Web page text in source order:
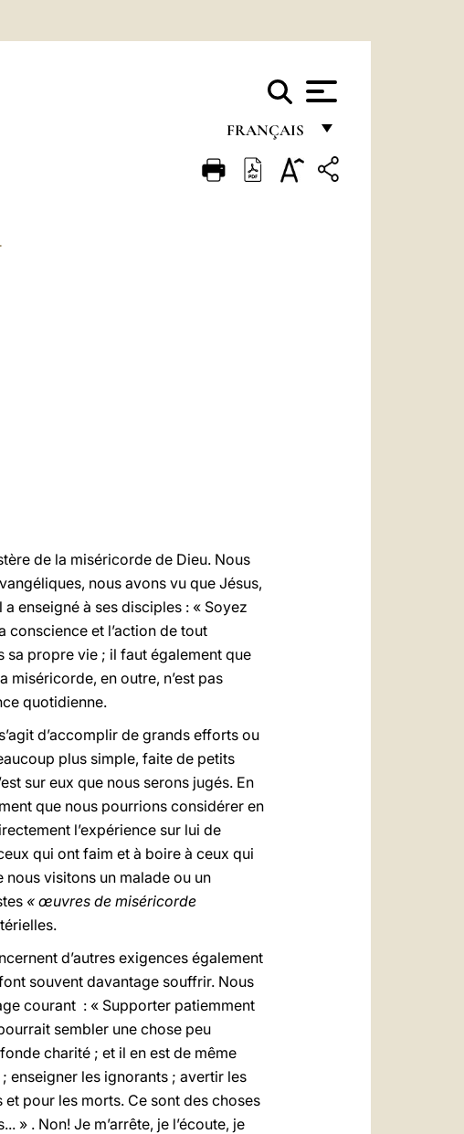
FRANÇAIS
FRANÇAIS
de la miséricorde de Dieu. Nous
nous avons vu que Jésus,
enseigné à ses disciples : « Soyez
conscience et l’action de tout
sa propre vie ; il faut également que
miséricorde, en outre, n’est pas
quotidienne.
d’accomplir de grands efforts ou
plus simple, faite de petits
sur eux que nous serons jugés. En
que nous pourrions considérer en
l’expérience sur lui de
qui ont faim et à boire à ceux qui
visitons un malade ou un
« œuvres de miséricorde
d’autres exigences également
souvent davantage souffrir. Nous
courant : « Supporter patiemment
sembler une chose peu
charité ; et il en est de même
enseigner les ignorants ; avertir les
pour les morts. Ce sont des choses
» . Non! Je m’arrête, je l’écoute, je